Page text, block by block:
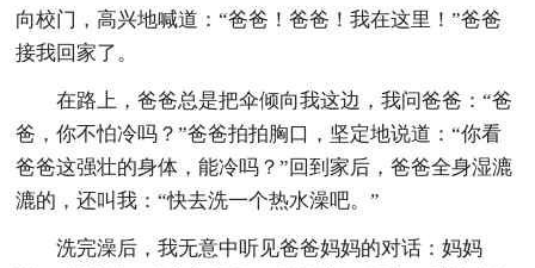
向校门，高兴地喊道：“爸爸！爸爸！我在这里！”爸爸
接我回家了。
在路上，爸爸总是把伞倾向我这边，我问爸爸：“爸
爸，你不怕冷吗？”爸爸拍拍胸口，坚定地说道：“你看
爸爸这强壮的身体，能冷吗？”回到家后，爸爸全身湿漉
漉的，还叫我：“快去洗一个热水澡吧。”
洗完澡后，我无意中听见爸爸妈妈的对话：妈妈